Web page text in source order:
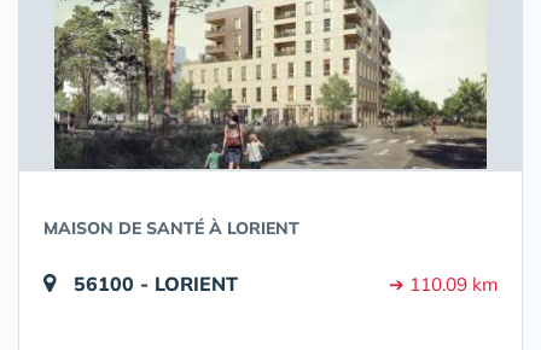
MAISON DE SANTÉ À LORIENT
56100 - LORIENT ➔ 110.09 km